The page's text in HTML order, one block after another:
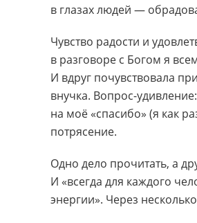
в глазах людей —
Чувство радости и
в разговоре с Богом я
И вдруг почувствовала
внучка. Вопрос-
на моё «спасибо» (я как
потрясение.
Одно дело прочитать, а
И «всегда для каждого
энергии». Через